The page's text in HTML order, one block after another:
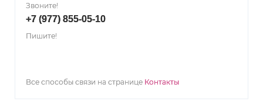
Звоните!
+7 (977) 855-05-10
Пишите!
Все способы связи на странице Контакты